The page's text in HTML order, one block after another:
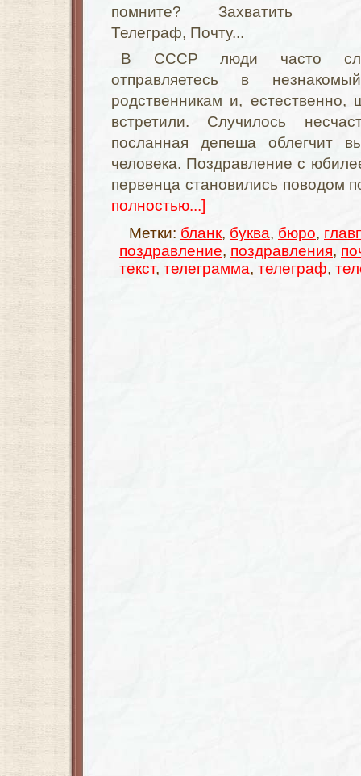
помните? Захватить
Телеграф, Почту...
В СССР люди часто
отправляетесь в
родственникам и, естественно,
встретили. Случилось
посланная депеша облегчит
человека. Поздравление с
первенца становились поводом
полностью...]
Метки: бланк, буква, бюро,
поздравление, поздравления,
текст, телеграмма, телеграф,